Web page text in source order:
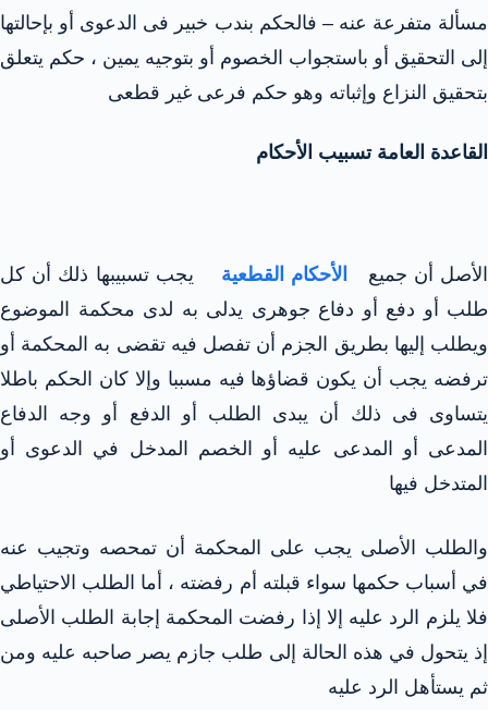
مسألة متفرعة عنه – فالحكم بندب خبير فى الدعوى أو بإحالتها
إلى التحقيق أو باستجواب الخصوم أو بتوجيه يمين ، حكم يتعلق
بتحقيق النزاع وإثباته وهو حكم فرعی غیر قطعی
القاعدة العامة تسبيب الأحكام
الأصل أن جميع الأحكام القطعية
يجب تسبيبها ذلك أن كل
طلب أو دفع أو دفاع جوهرى يدلى به لدى محكمة الموضوع
ويطلب إليها بطريق الجزم أن تفصل فيه تقضى به المحكمة أو
ترفضه يجب أن يكون قضاؤها فيه مسببا وإلا كان الحكم باطلا
يتساوى فى ذلك أن يبدى الطلب أو الدفع أو وجه الدفاع
المدعى أو المدعى عليه أو الخصم المدخل في الدعوى أو
المتدخل فيها
والطلب الأصلى يجب على المحكمة أن تمحصه وتجيب عنه
في أسباب حكمها سواء قبلته أم رفضته ، أما الطلب الاحتياطي
فلا يلزم الرد عليه إلا إذا رفضت المحكمة إجابة الطلب الأصلى
إذ يتحول في هذه الحالة إلى طلب جازم يصر صاحبه عليه ومن
ثم يستأهل الرد عليه